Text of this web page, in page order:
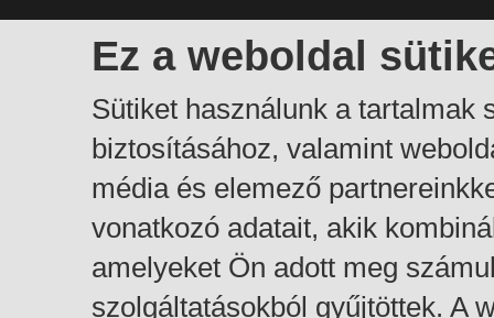
Ez a weboldal
Sütiket használunk a tartalmak
biztosításához, valamint
média és elemező
vonatkozó adatait, akik
amelyeket Ön adott meg
szolgáltatásokból gyűjtöttek. A